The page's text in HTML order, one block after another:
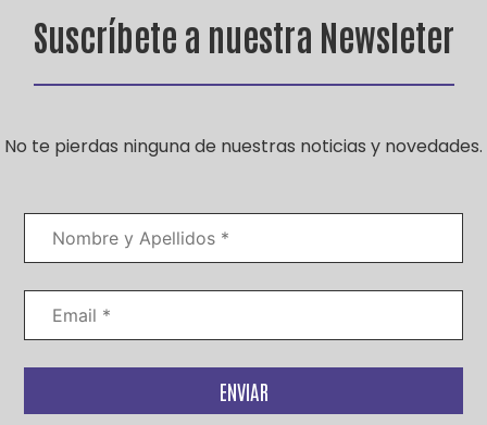
Suscríbete a nuestra Newsleter
No te pierdas ninguna de nuestras noticias y novedades.